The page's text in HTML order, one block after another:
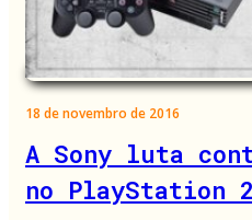
18 de novembro de 2016
A Sony luta
no PlayStation 2